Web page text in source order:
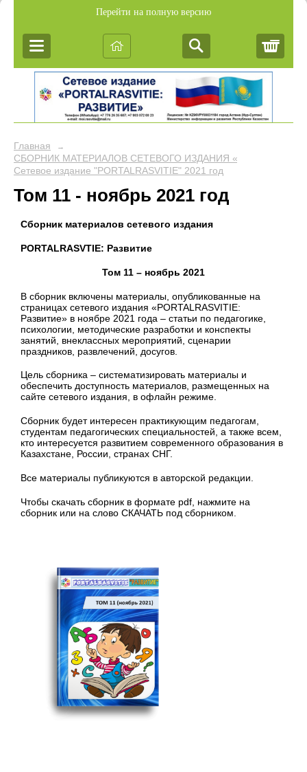
Перейти на полную версию
Главная →
СБОРНИК МАТЕРИАЛОВ СЕТЕВОГО ИЗДАНИЯ
Сетевое издание "PORTALRASVITIE" 2021 год
Том 11 - ноябрь 2021 год
Сборник материалов сетевого издания
PORTALRASVTIE: Развитие
Том 11 – ноябрь 2021
В сборник включены материалы, опубликованные на
страницах сетевого издания «PORTALRASVITIE:
Развитие» в ноябре 2021 года – статьи по педагогике,
психологии, методические разработки и конспекты
занятий, внеклассных мероприятий, сценарии
праздников, развлечений, досугов.
Цель сборника – систематизировать материалы и
обеспечить доступность материалов, размещенных на
сайте сетевого издания, в офлайн режиме.
Сборник будет интересен практикующим педагогам,
студентам педагогических специальностей, а также всем,
кто интересуется развитием современного образования в
Казахстане, России, странах СНГ.
Все материалы публикуются в авторской редакции.
Чтобы скачать сборник в формате pdf, нажмите на
сборник или на слово СКАЧАТЬ под сборником.